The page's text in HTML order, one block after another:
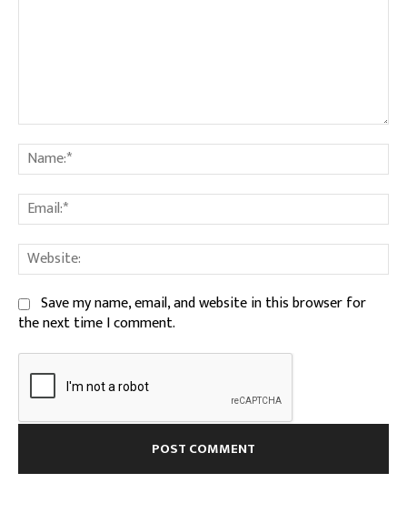
Save my name, email, and website in this browser for
the next time I comment.